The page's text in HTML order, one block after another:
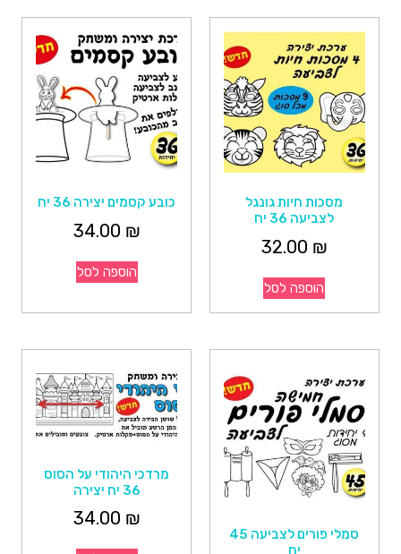
מסכות חיות גונגל
לצביעה 36 יח
32.00 ₪
הוספה לסל
כובע קסמים יצירה 36 יח
34.00 ₪
הוספה לסל
סמלי פורים לצביעה 45
יח
מרדכי היהודי על הסוס
36 יח יצירה
34.00 ₪